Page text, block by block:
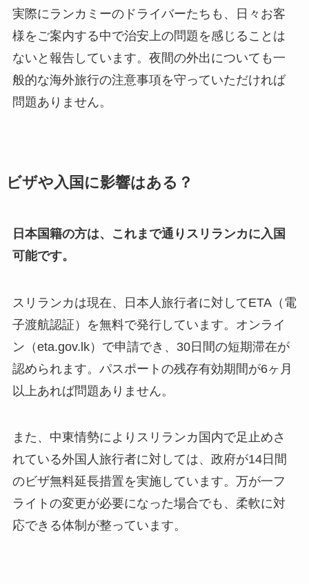
実際にランカミーのドライバーたちも、日々お客
様をご案内する中で治安上の問題を感じることは
ないと報告しています。夜間の外出についても一
般的な海外旅行の注意事項を守っていただければ
問題ありません。
ビザや入国に影響はある？
日本国籍の方は、これまで通りスリランカに入国
可能です。
スリランカは現在、日本人旅行者に対してETA（電
子渡航認証）を無料で発行しています。オンライ
ン（eta.gov.lk）で申請でき、30日間の短期滞在が
認められます。パスポートの残存有効期間が6ヶ月
以上あれば問題ありません。
また、中東情勢によりスリランカ国内で足止めさ
れている外国人旅行者に対しては、政府が14日間
のビザ無料延長措置を実施しています。万が一フ
ライトの変更が必要になった場合でも、柔軟に対
応できる体制が整っています。